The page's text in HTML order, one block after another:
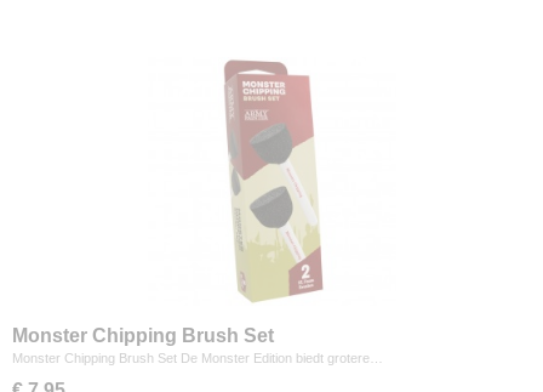
Monster Chipping Brush Set
Monster Chipping Brush Set De Monster Edition biedt grotere…